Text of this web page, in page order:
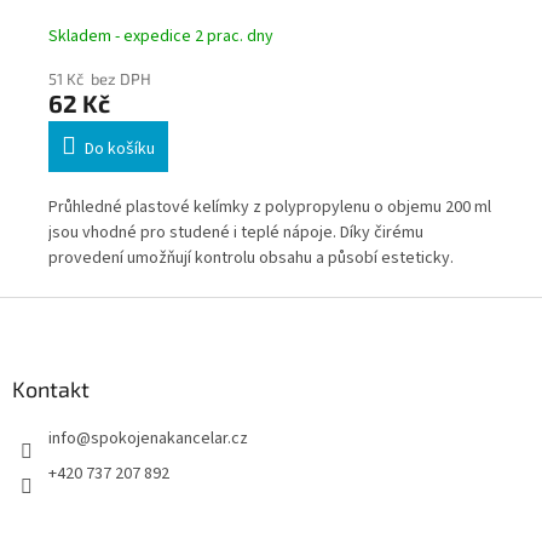
Skladem - expedice 2 prac. dny
51 Kč bez DPH
62 Kč
Do košíku
Průhledné plastové kelímky z polypropylenu o objemu 200 ml
jsou vhodné pro studené i teplé nápoje. Díky čirému
provedení umožňují kontrolu obsahu a působí esteticky.
Kontakt
info@spokojenakancelar.cz
+420 737 207 892